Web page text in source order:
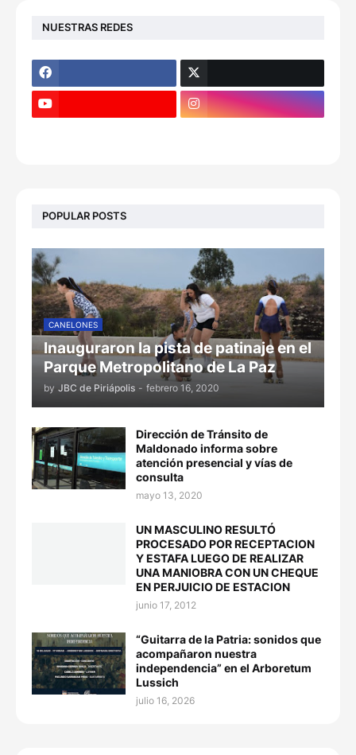
NUESTRAS REDES
POPULAR POSTS
CANELONES
Inauguraron la pista de patinaje en el
Parque Metropolitano de La Paz
by JBC de Piriápolis - febrero 16, 2020
Dirección de Tránsito de
Maldonado informa sobre
atención presencial y vías de
consulta
mayo 13, 2020
UN MASCULINO RESULTÓ
PROCESADO POR RECEPTACION
Y ESTAFA LUEGO DE REALIZAR
UNA MANIOBRA CON UN CHEQUE
EN PERJUICIO DE ESTACION
junio 17, 2012
“Guitarra de la Patria: sonidos que
acompañaron nuestra
independencia” en el Arboretum
Lussich
julio 16, 2026